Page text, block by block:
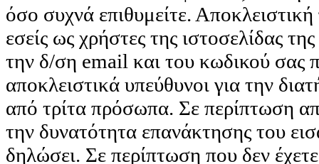
όσο συχνά επιθυμείτε.
εσείς ως χρήστες της ιστοσελίδας
την δ/ση email και του κωδικού σας
αποκλειστικά υπεύθυνοι για την
από τρίτα πρόσωπα. Σε περίπτωση
την δυνατότητα επανάκτησης του
δηλώσει. Σε περίπτωση που δεν